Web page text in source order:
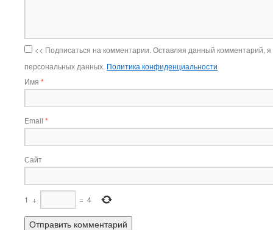
<< Подписаться на комментарии. Оставляя данный комментарий,
персональных данных. Политика конфиденциальности
Имя *
Email *
Сайт
1 + = 4